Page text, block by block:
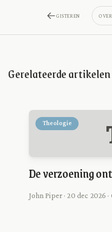
GISTEREN
Gerelateerde artikelen
Theologie
De verzoening
John Piper · 20 dec 2026